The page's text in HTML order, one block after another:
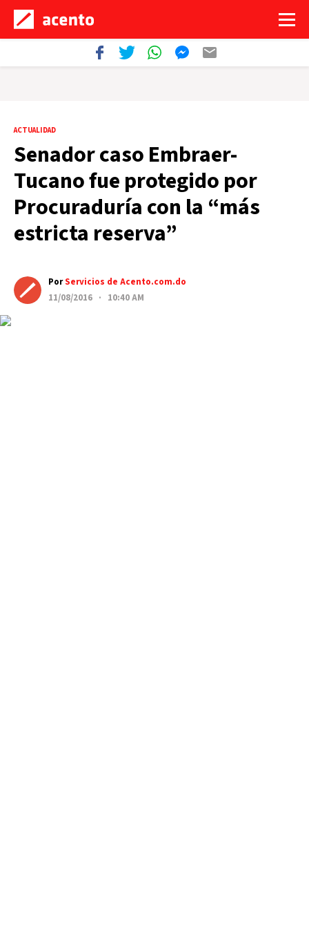
ACTUALIDAD
Senador caso Embraer-
Tucano fue protegido por
Procuraduría con la “más
estricta reserva”
PorServicios de Acento.com.do
11/08/2016 · 10:40 AM